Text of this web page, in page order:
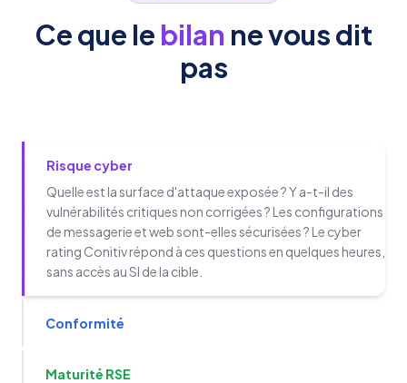
Ce que le bilan ne vous dit
pas
Risque cyber
Quelle est la surface d'attaque exposée ? Y a-t-il des
vulnérabilités critiques non corrigées ? Les configurations
de messagerie et web sont-elles sécurisées ? Le cyber
rating Conitiv répond à ces questions en quelques heures,
sans accès au SI de la cible.
Conformité
Maturité RSE